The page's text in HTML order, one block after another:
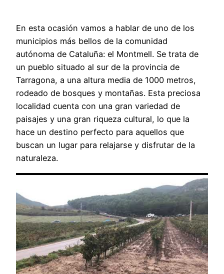
En esta ocasión vamos a hablar de uno de los
municipios más bellos de la comunidad
autónoma de Cataluña: el Montmell. Se trata de
un pueblo situado al sur de la provincia de
Tarragona, a una altura media de 1000 metros,
rodeado de bosques y montañas. Esta preciosa
localidad cuenta con una gran variedad de
paisajes y una gran riqueza cultural, lo que la
hace un destino perfecto para aquellos que
buscan un lugar para relajarse y disfrutar de la
naturaleza.